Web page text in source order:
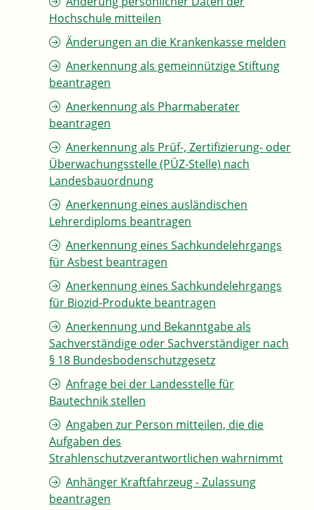
Hochschule mitteilen
Änderungen an die Krankenkasse melden
Anerkennung als gemeinnützige Stiftung
beantragen
Anerkennung als Pharmaberater
beantragen
Anerkennung als Prüf-, Zertifizierung- oder
Überwachungsstelle (PÜZ-Stelle) nach
Landesbauordnung
Anerkennung eines ausländischen
Lehrerdiploms beantragen
Anerkennung eines Sachkundelehrgangs
für Asbest beantragen
Anerkennung eines Sachkundelehrgangs
für Biozid-Produkte beantragen
Anerkennung und Bekanntgabe als
Sachverständige oder Sachverständiger nach
§ 18 Bundesbodenschutzgesetz
Anfrage bei der Landesstelle für
Bautechnik stellen
Angaben zur Person mitteilen, die die
Aufgaben des
Strahlenschutzverantwortlichen wahrnimmt
Anhänger Kraftfahrzeug - Zulassung
beantragen